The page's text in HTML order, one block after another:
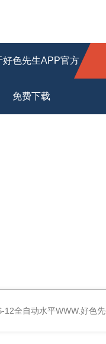
好色先生APP官方
免费下载
12全自动水平WWW.好色